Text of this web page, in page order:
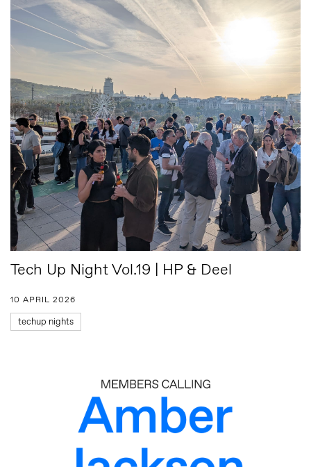
Tech Up Night Vol.19 | HP & Deel
10 APRIL 2026
techup nights